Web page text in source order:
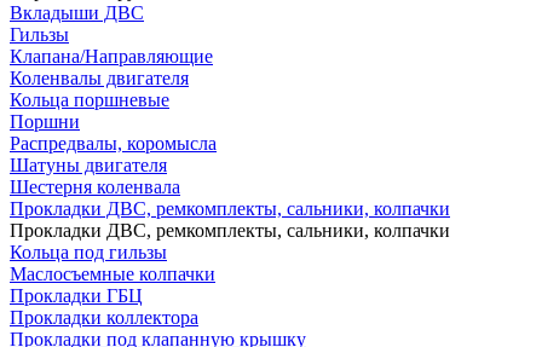
Вкладыши ДВС
Гильзы
Клапана/Направляющие
Коленвалы двигателя
Кольца поршневые
Поршни
Распредвалы, коромысла
Шатуны двигателя
Шестерня коленвала
Прокладки ДВС, ремкомплекты, сальники, колпачки
Прокладки ДВС, ремкомплекты, сальники, колпачки
Кольца под гильзы
Маслосъемные колпачки
Прокладки ГБЦ
Прокладки коллектора
Прокладки под клапанную крышку